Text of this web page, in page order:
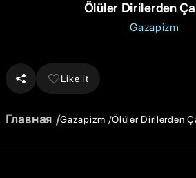
Ölüler Dirilerden
Gazapizm
Like it
Главная Gazapizm Ölüler Dirilerden